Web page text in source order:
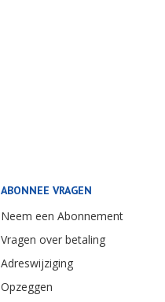
ABONNEE VRAGEN
Neem een Abonnement
Vragen over betaling
Adreswijziging
Opzeggen